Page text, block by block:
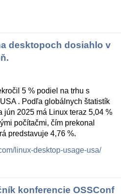
desktopoch dosiahlo v
5 % podiel na trhu s
. Podľa globálnych štatistík
jún 2025 má Linux teraz 5,04 %
počítačmi, čím prekonal
predstavuje 4,76 %.
linux-desktop-usage-usa/
konferencie OSSConf